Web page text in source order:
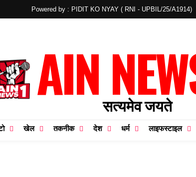
Powered by : PIDIT KO NYAY ( RNI - UPBIL/25/A1914)
AIN
सत्यमेव जयते
खेल तकनीक देश धर्म लाइफस्टाइल